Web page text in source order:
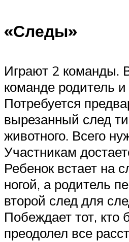
«Следы»
Играют 2 команды.
команде родитель и
Потребуется
вырезанный след
животного. Всего
Участникам
Ребенок встает на
ногой, а родитель
второй след для
Побеждает тот, кто
преодолел все